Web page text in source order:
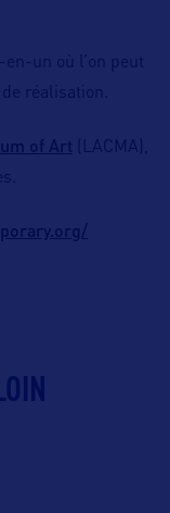
un où l’on peut
réalisation.
of Art (LACMA),